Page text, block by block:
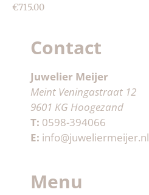
€715.00
Contact
Juwelier Meijer
Meint Veningastraat 12
9601 KG Hoogezand
T: 0598-394066
E: info@juweliermeijer.nl
Menu